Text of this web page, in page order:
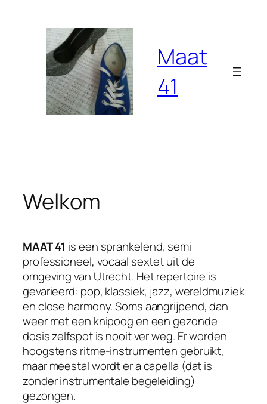
Maat
41
Welkom
MAAT 41 is een sprankelend, semi
professioneel, vocaal sextet uit de
omgeving van Utrecht. Het repertoire is
gevarieerd: pop, klassiek, jazz, wereldmuziek
en close harmony. Soms aangrijpend, dan
weer met een knipoog en een gezonde
dosis zelfspot is nooit ver weg. Er worden
hoogstens ritme-instrumenten gebruikt,
maar meestal wordt er a capella (dat is
zonder instrumentale begeleiding)
gezongen.